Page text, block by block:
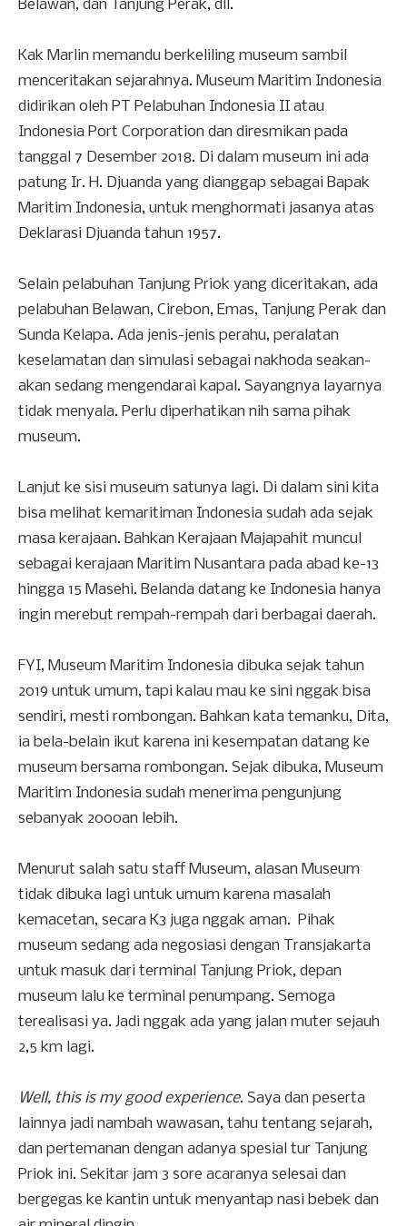
Belawan, dan Tanjung Perak, dll.
Kak Marlin memandu berkeliling museum sambil
menceritakan sejarahnya. Museum Maritim Indonesia
didirikan oleh PT Pelabuhan Indonesia II atau
Indonesia Port Corporation dan diresmikan pada
tanggal 7 Desember 2018. Di dalam museum ini ada
patung Ir. H. Djuanda yang dianggap sebagai Bapak
Maritim Indonesia, untuk menghormati jasanya atas
Deklarasi Djuanda tahun 1957.
Selain pelabuhan Tanjung Priok yang diceritakan, ada
pelabuhan Belawan, Cirebon, Emas, Tanjung Perak dan
Sunda Kelapa. Ada jenis-jenis perahu, peralatan
keselamatan dan simulasi sebagai nakhoda seakan-
akan sedang mengendarai kapal. Sayangnya layarnya
tidak menyala. Perlu diperhatikan nih sama pihak
museum.
Lanjut ke sisi museum satunya lagi. Di dalam sini kita
bisa melihat kemaritiman Indonesia sudah ada sejak
masa kerajaan. Bahkan Kerajaan Majapahit muncul
sebagai kerajaan Maritim Nusantara pada abad ke-13
hingga 15 Masehi. Belanda datang ke Indonesia hanya
ingin merebut rempah-rempah dari berbagai daerah.
FYI, Museum Maritim Indonesia dibuka sejak tahun
2019 untuk umum, tapi kalau mau ke sini nggak bisa
sendiri, mesti rombongan. Bahkan kata temanku, Dita,
ia bela-belain ikut karena ini kesempatan datang ke
museum bersama rombongan. Sejak dibuka, Museum
Maritim Indonesia sudah menerima pengunjung
sebanyak 2000an lebih.
Menurut salah satu staff Museum, alasan Museum
tidak dibuka lagi untuk umum karena masalah
kemacetan, secara K3 juga nggak aman. Pihak
museum sedang ada negosiasi dengan Transjakarta
untuk masuk dari terminal Tanjung Priok, depan
museum lalu ke terminal penumpang. Semoga
terealisasi ya. Jadi nggak ada yang jalan muter sejauh
2,5 km lagi.
Well, this is my good experience. Saya dan peserta
lainnya jadi nambah wawasan, tahu tentang sejarah,
dan pertemanan dengan adanya spesial tur Tanjung
Priok ini. Sekitar jam 3 sore acaranya selesai dan
bergegas ke kantin untuk menyantap nasi bebek dan